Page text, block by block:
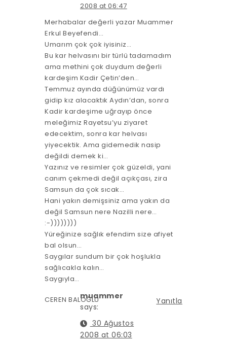
2008 at 06:47
Merhabalar değerli yazar Muammer
Erkul Beyefendi…
Umarım çok çok iyisiniz…
Bu kar helvasını bir türlü tadamadım
ama methini çok duydum değerli
kardeşim Kadir Çetin’den…
Temmuz ayında düğünümüz vardı
gidip kız alacaktık Aydın’dan, sonra
Kadir kardeşime uğrayıp önce
meleğimiz Rayetsu’yu ziyaret
edecektim, sonra kar helvası
yiyecektik. Ama gidemedik nasip
değildi demek ki…
Yazınız ve resimler çok güzeldi, yani
canım çekmedi değil açıkçası, zira
Samsun da çok sıcak…
Hani yakın demişsiniz ama yakın da
değil Samsun nere Nazilli nere…
:-))))))))
Yüreğinize sağlık efendim size afiyet
bal olsun…
Saygılar sundum bir çok hoşlukla
sağlıcakla kalın…
Saygıyla…
CEREN BALOĞLU Yanıtla
muammer
says:
30 Ağustos
2008 at 06:03